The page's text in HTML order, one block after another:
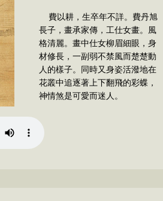
費以耕，生卒年不詳。費丹旭
長子，畫承家傳，工仕女畫。風
格清麗。畫中仕女柳眉細眼，身
材修長，一副弱不禁風而楚楚動
人的樣子。同時又身姿活潑地在
花叢中追逐著上下翻飛的彩蝶，
神情煞是可愛而迷人。